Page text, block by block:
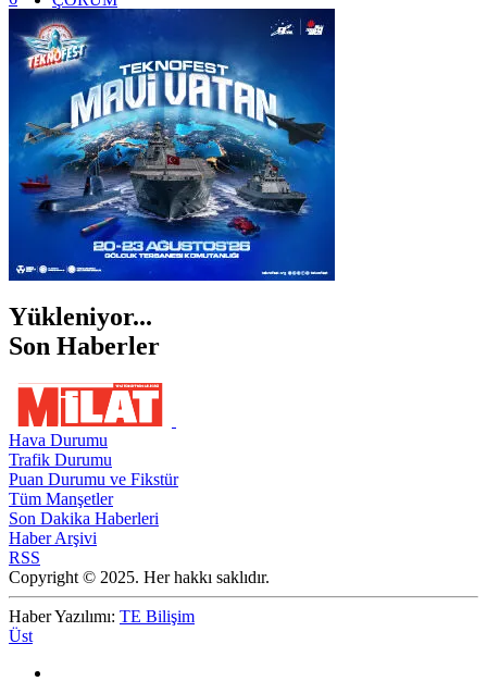
İSTANBUL
İZMİR
ŞANLIURFA
ŞIRNAK
Yükleniyor...
Son Haberler
Hava Durumu
Trafik Durumu
Puan Durumu ve Fikstür
Tüm Manşetler
Son Dakika Haberleri
Haber Arşivi
RSS
Copyright © 2025. Her hakkı saklıdır.
Haber Yazılımı: TE Bilişim
Üst